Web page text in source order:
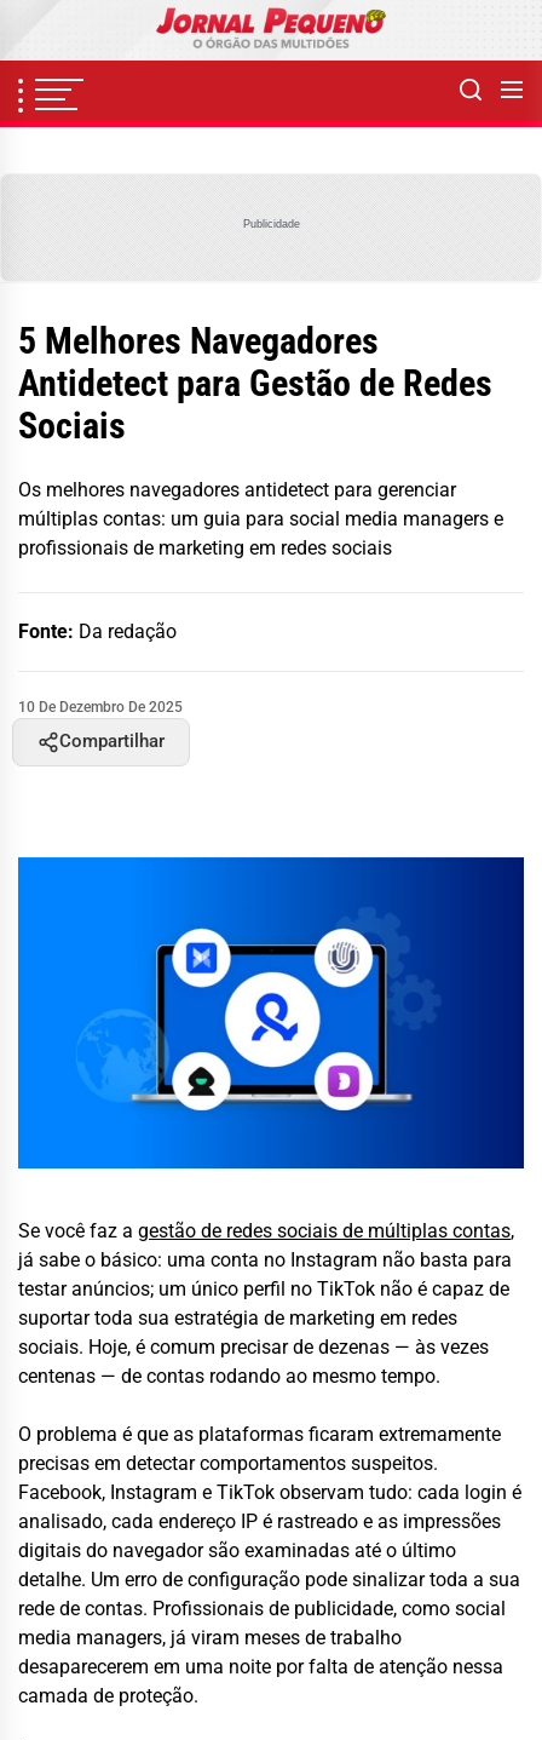
content
Publicidade
5 Melhores Navegadores
Antidetect para Gestão de Redes
Sociais
Os melhores navegadores antidetect para gerenciar
múltiplas contas: um guia para social media managers e
profissionais de marketing em redes sociais
Fonte: Da redação
10 De Dezembro De 2025
Compartilhar
Se você faz a gestão de redes sociais de múltiplas contas,
já sabe o básico: uma conta no Instagram não basta para
testar anúncios; um único perfil no TikTok não é capaz de
suportar toda sua estratégia de marketing em redes
sociais. Hoje, é comum precisar de dezenas — às vezes
centenas — de contas rodando ao mesmo tempo.
O problema é que as plataformas ficaram extremamente
precisas em detectar comportamentos suspeitos.
Facebook, Instagram e TikTok observam tudo: cada login é
analisado, cada endereço IP é rastreado e as impressões
digitais do navegador são examinadas até o último
detalhe. Um erro de configuração pode sinalizar toda a sua
rede de contas. Profissionais de publicidade, como social
media managers, já viram meses de trabalho
desaparecerem em uma noite por falta de atenção nessa
camada de proteção.